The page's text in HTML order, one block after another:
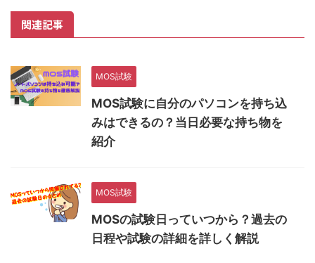
関連記事
MOS試験
MOS試験に自分のパソコンを持ち込
みはできるの？当日必要な持ち物を
紹介
MOS試験
MOSの試験日っていつから？過去の
日程や試験の詳細を詳しく解説